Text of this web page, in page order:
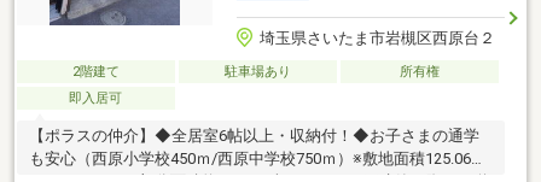
埼玉県さいたま市岩槻区西原台２
2階建て 駐車場あり
所有権
即入居可
【ポラスの仲介】◆全居室6帖以上・収納付！◆お子さまの通学
も安心（西原小学校450ｍ/西原中学校750ｍ）※敷地面積125.06㎡